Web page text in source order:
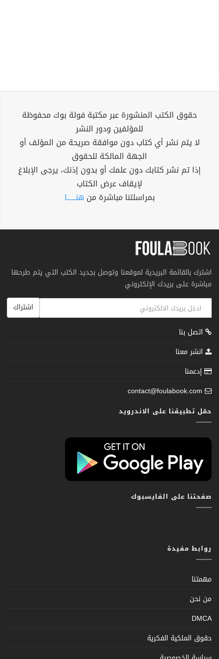
حقوق الكتب المنشورة عبر مكتبة فولة بوك محفوظة
للمؤلفين ودور النشر
لا يتم نشر أي كتاب دون موافقة صريحة من المؤلف أو
الجهة المالكة للحقوق
إذا تم نشر كتابك دون علمك أو بدون إذنك، يرجى الإبلاغ
لإيقاف عرض الكتاب
بمراسلتنا مباشرة من هنــــــا
اشترك بالقائمة البريدية لموقعنا وتوصل بجديد الكتب التي يتم طرحها
مباشرة على بريدك الإلكتروني
اشتراك
اتصل بنا
انشر معنا
إدعمنا
contact@foulabook.com
حمّل تطبيقنا على الاندرويد
صفحتنا على الفايسبوك
روابط مفيدة
مهمتنا
من نحن
DMCA
حقوق الملكية الفكرية